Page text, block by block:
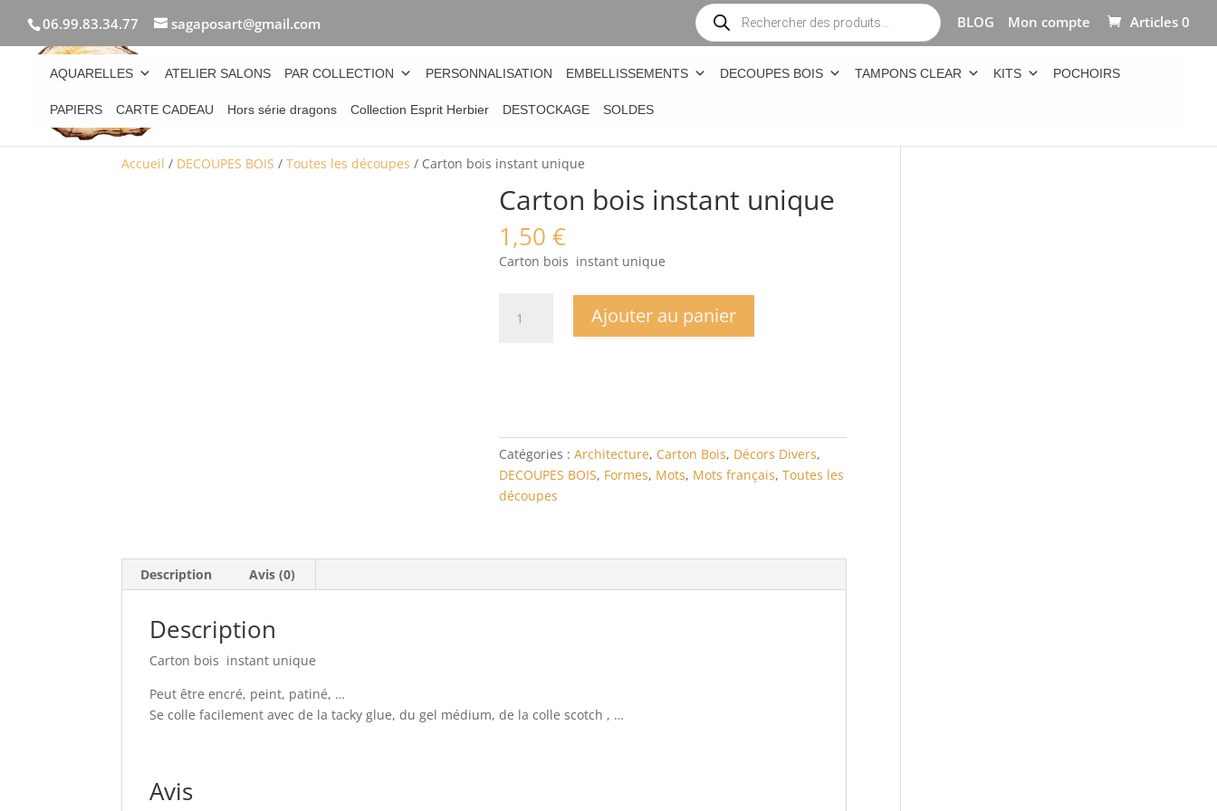
06.99.83.34.77 sagaposart@gmail.com
Recherche
de
produits
BLOG Mon compte Articles 0
AQUARELLES ATELIER SALONS PAR COLLECTION PERSONNALISATION EMBELLISSEMENTS DECOUPES BOIS TAMPONS CLEAR KITS POCHOIRS
PAPIERS CARTE CADEAU Hors série dragons Collection Esprit Herbier DESTOCKAGE SOLDES
Accueil / DECOUPES BOIS /Toutes les découpes / Carton bois instant unique
Carton bois instant unique
1,50 €
Carton bois instant unique
Ajouter au panier
Catégories : Architecture, Carton Bois, Décors Divers,
DECOUPES BOIS, Formes, Mots, Mots français, Toutes les
découpes
Description Avis (0)
Description
Carton bois instant unique
Peut être encré, peint, patiné, …
Se colle facilement avec de la tacky glue, du gel médium, de la colle scotch , …
Avis